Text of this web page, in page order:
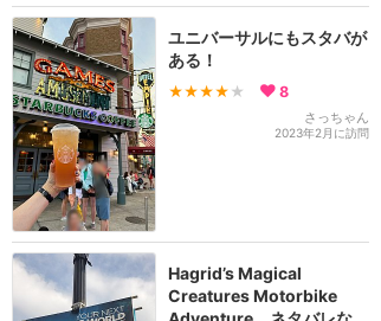
ユニバーサルにもスタバが
ある！
★★★★ ★ 8
さっちゃん
2023年2月に訪問
Hagrid’s Magical
Creatures Motorbike